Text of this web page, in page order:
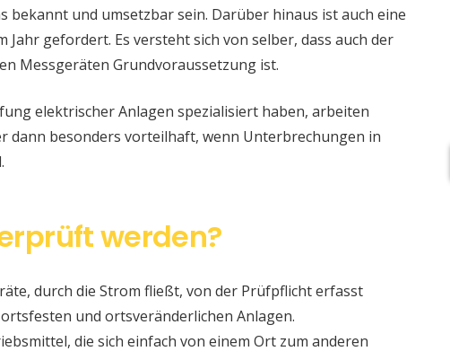
bekannt und umsetzbar sein. Darüber hinaus ist auch eine
gefordert. Es versteht sich von selber, dass auch der
Messgeräten Grundvoraussetzung ist.
elektrischer Anlagen spezialisiert haben, arbeiten
dann besonders vorteilhaft, wenn Unterbrechungen in
werden?
durch die Strom fließt, von der Prüfpflicht erfasst
und ortsveränderlichen Anlagen.
die sich einfach von einem Ort zum anderen